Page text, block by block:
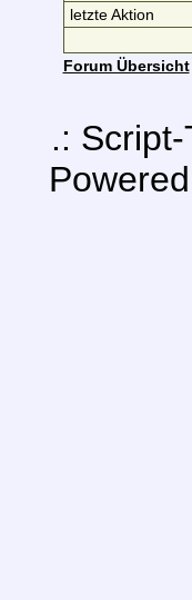
letzte Aktion
Forum Übersicht
.: